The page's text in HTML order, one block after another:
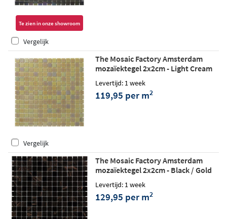
Te zien in onze showroom
Vergelijk
The Mosaic Factory Amsterdam
mozaïektegel 2x2cm - Light Cream
glossy
Levertijd: 1 week
119,95 per m2
Vergelijk
The Mosaic Factory Amsterdam
mozaïektegel 2x2cm - Black / Gold
Levertijd: 1 week
129,95 per m2